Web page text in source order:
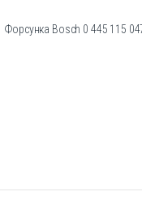
Форсунка Bosch 0 445 115